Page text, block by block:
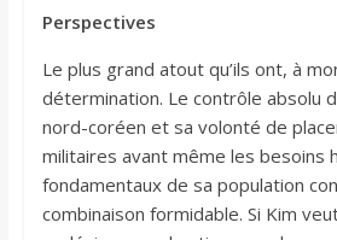
Perspectives
Le plus grand atout qu’ils ont, à
détermination. Le contrôle absolu
nord-coréen et sa volonté de
militaires avant même les besoins
fondamentaux de sa population
combinaison formidable. Si Kim